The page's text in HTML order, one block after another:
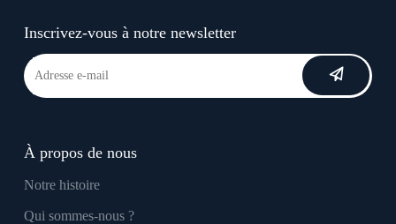
Inscrivez-vous à notre newsletter
À propos de nous
Notre histoire
Qui sommes-nous ?